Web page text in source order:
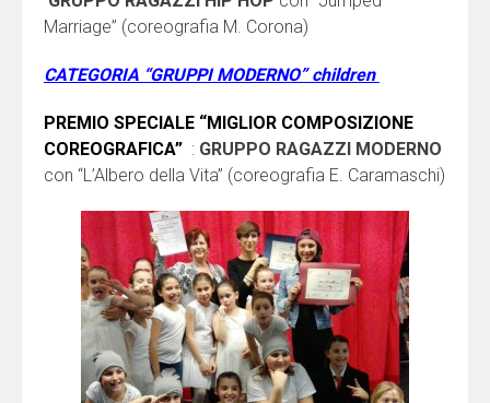
Marriage” (coreografia M. Corona)
CATEGORIA “GRUPPI MODERNO” children
PREMIO SPECIALE “MIGLIOR COMPOSIZIONE
COREOGRAFICA” : GRUPPO RAGAZZI MODERNO
con “L’Albero della Vita” (coreografia E. Caramaschi)